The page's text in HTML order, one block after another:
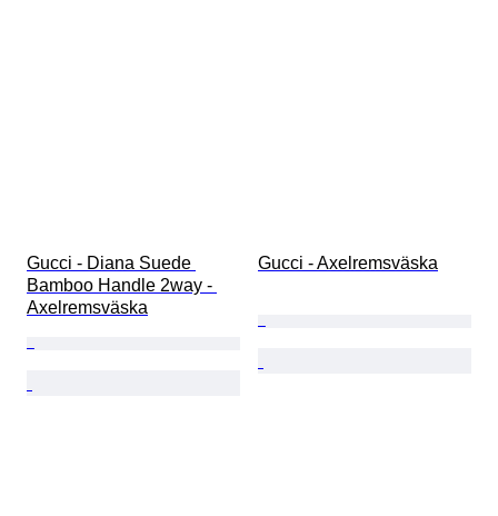
Gucci - Diana Suede
Bamboo Handle 2way -
Axelremsväska
Gucci - Axelremsväska